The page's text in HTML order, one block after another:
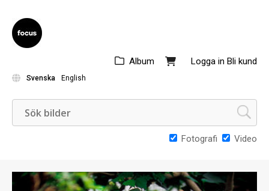
Logga in Bli kund
Album
Svenska English
Fotografi Video